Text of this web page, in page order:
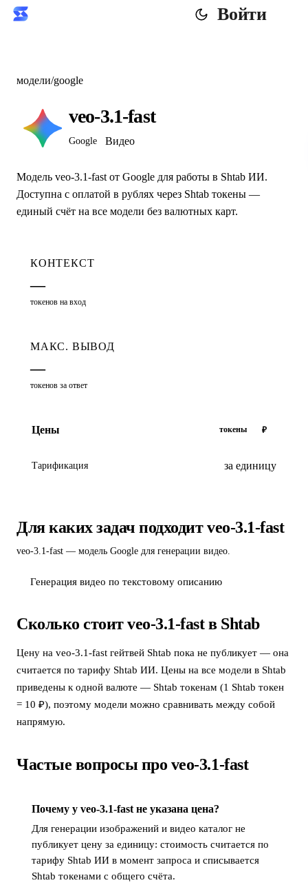
Войти
модели/google
veo-3.1-fast
Google Видео
Модель veo-3.1-fast от Google для работы в Shtab ИИ.
Доступна с оплатой в рублях через Shtab токены —
единый счёт на все модели без валютных карт.
КОНТЕКСТ
—
токенов на вход
МАКС. ВЫВОД
—
токенов за ответ
Цены токены ₽
Тарификация за единицу
Для каких задач подходит veo-3.1-fast
veo-3.1-fast — модель Google для генерации видео.
Генерация видео по текстовому описанию
Сколько стоит veo-3.1-fast в Shtab
Цену на veo-3.1-fast гейтвей Shtab пока не публикует — она
считается по тарифу Shtab ИИ. Цены на все модели в Shtab
приведены к одной валюте — Shtab токенам (1 Shtab токен
= 10 ₽), поэтому модели можно сравнивать между собой
напрямую.
Частые вопросы про veo-3.1-fast
Почему у veo-3.1-fast не указана цена?
Для генерации изображений и видео каталог не
публикует цену за единицу: стоимость считается по
тарифу Shtab ИИ в момент запроса и списывается
Shtab токенами с общего счёта.